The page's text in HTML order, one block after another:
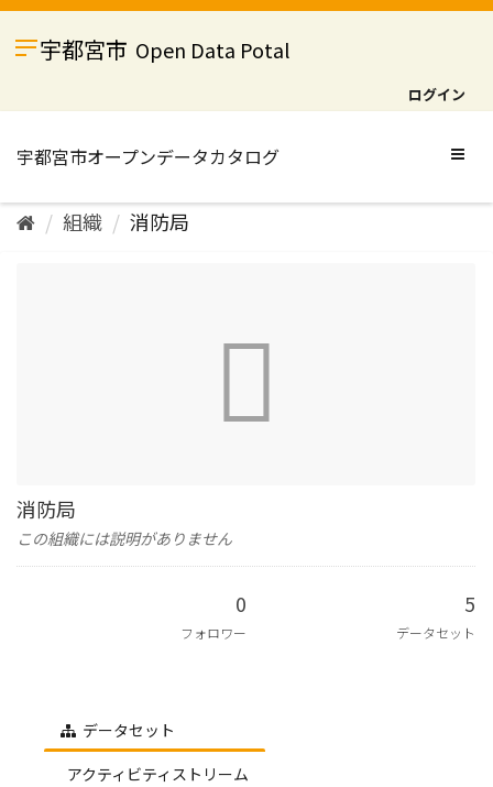
ス
宇都宮市 Open Data Potal
ログイン
組織 消防局
消防局
この組織には説明がありません
フォロワー
0
データセット
5
データセット
アクティビティストリーム